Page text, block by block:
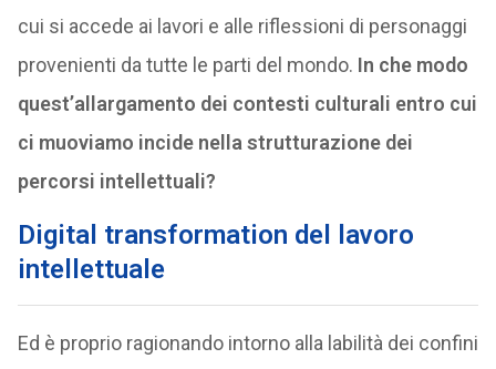
cui si accede ai lavori e alle riflessioni di personaggi
provenienti da tutte le parti del mondo. In che modo
quest’allargamento dei contesti culturali entro cui
ci muoviamo incide nella strutturazione dei
percorsi intellettuali?
Digital transformation del lavoro
intellettuale
Ed è proprio ragionando intorno alla labilità dei confini